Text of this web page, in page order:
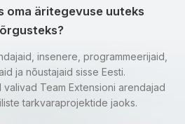
oma äritegevuse uuteks
insenere, programmeerijaid,
ja nõustajaid sisse Eesti.
valivad Team Extensioni arendajad
tarkvaraprojektide jaoks.